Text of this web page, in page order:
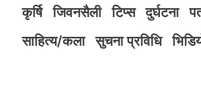
कृर्षि
जिवनसैली टिप्स दुर्घटना
साहित्य/कला
सुचना प्रविधि